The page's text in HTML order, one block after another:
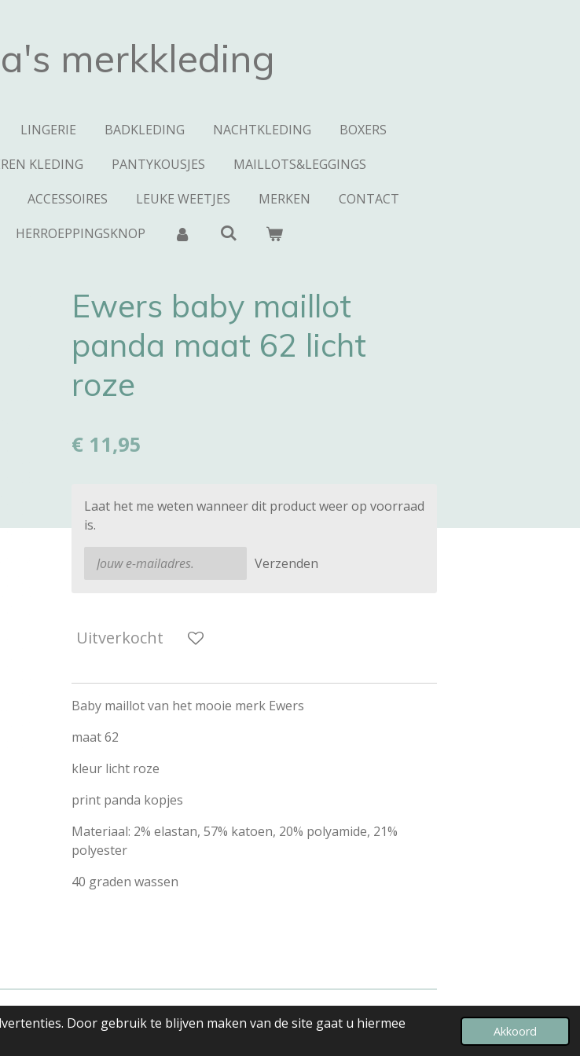
Door gebruik te blijven maken van de site gaat u hiermee
Akkoord
merkkleding
LINGERIE BADKLEDING NACHTKLEDING
BOXERS
KLEDING PANTYKOUSJES
MAILLOTS&LEGGINGS
ACCESSOIRES LEUKE WEETJES MERKEN
CONTACT
HERROEPPINGSKNOP
Ewers baby maillot
panda maat 62 licht
roze
€ 11,95
Laat het me weten wanneer dit product weer op voorraad
is.
Verzenden
Uitverkocht
Baby maillot van het mooie merk Ewers
maat 62
kleur licht roze
print panda kopjes
Materiaal: 2% elastan, 57% katoen, 20% polyamide, 21%
polyester
40 graden wassen
Powered byJouwWeb